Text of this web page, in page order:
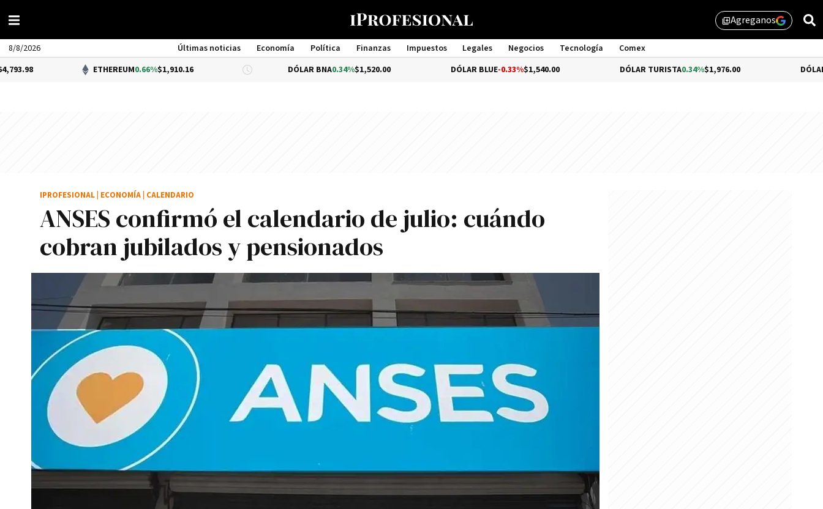
library_addAgreganos
8/8/2026 Últimas noticias Economía Política Finanzas Impuestos Legales Negocios Tecnología
Comex
Management
ETHEREUM 0.66%$1,910.16 DÓLAR BNA0.34%$1,520.00 DÓLAR BLUE-0.33%$1,540.00 DÓLAR TURISTA0.34%$1,976.00 DÓLAR MEP
ANSES confirmó el calendario de julio: cuándo
cobran jubilados y pensionados
IPROFESIONAL ECONOMÍA CALENDARIO